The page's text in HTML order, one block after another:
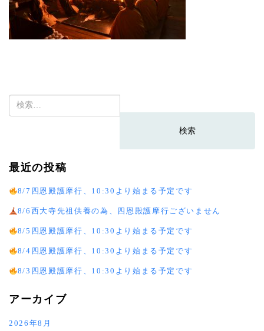
検
索:
最近の投稿
8/7四恩殿護摩行、10:30より始まる予定です
8/6西大寺先祖供養の為、四恩殿護摩行ございません
8/5四恩殿護摩行、10:30より始まる予定です
8/4四恩殿護摩行、10:30より始まる予定です
8/3四恩殿護摩行、10:30より始まる予定です
アーカイブ
2026年8月